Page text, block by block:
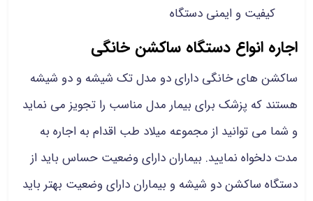
کیفیت و ایمنی دستگاه
اجاره انواع دستگاه ساکشن خانگی
ساکشن های خانگی دارای دو مدل تک شیشه و دو شیشه
هستند که پزشک برای بیمار مدل مناسب را تجویز می نماید
و شما می توانید از مجموعه میلاد طب اقدام به اجاره به
مدت دلخواه نمایید. بیماران دارای وضعیت حساس باید از
دستگاه ساکشن دو شیشه و بیماران دارای وضعیت بهتر باید